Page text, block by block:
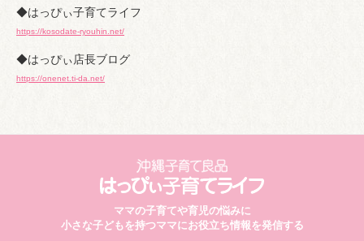
◆はっぴぃ子育てライフ
https://kosodate-ryouhin.net/
◆はっぴぃ店長ブログ
https://onenet.ti-da.net/
ママの子育てや育児の悩みに
小さな子どもを持つママにお役立ち情報を発信する